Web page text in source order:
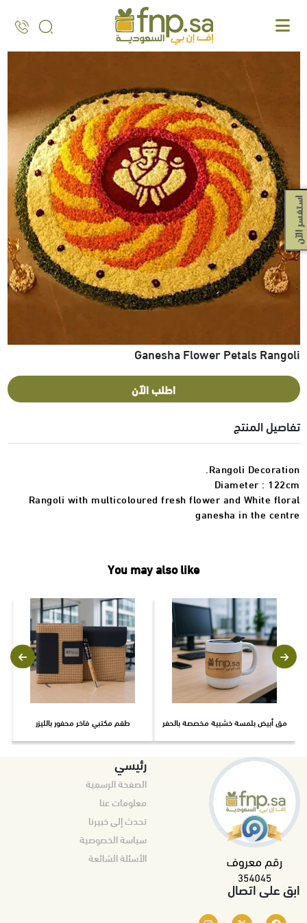
content
استفسر الآن
Ganesha Flower Petals Rangoli
اطلب الآن
تفاصيل المنتج
Rangoli Decoration.
Diameter : 122cm
Rangoli with multicoloured fresh flower and White floral
ganesha in the centre
You may also like
مق أبيض بلمسة خشبية مخصصة بالحفر طقم مكتبي فاخر محفور بالليزر
رئيسي
الصفحة الرسمية
معلومات عنا
تحدث إلى خبيرنا
سياسة الخصوصية
الأسئلة الشائعة
ابق على اتصال